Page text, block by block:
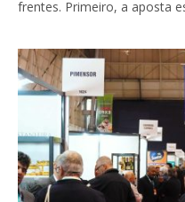
frentes. Primeiro, a aposta